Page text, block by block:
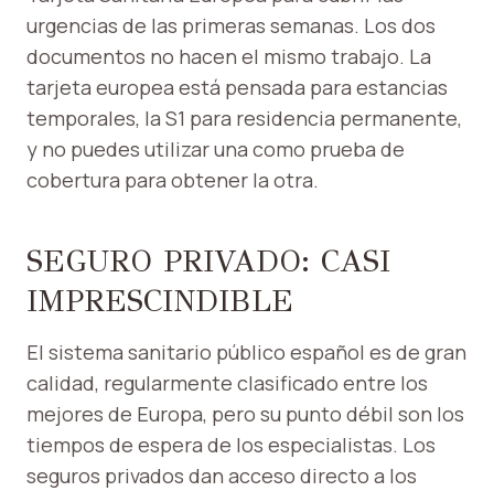
urgencias de las primeras semanas. Los dos
documentos no hacen el mismo trabajo. La
tarjeta europea está pensada para estancias
temporales, la S1 para residencia permanente,
y no puedes utilizar una como prueba de
cobertura para obtener la otra.
SEGURO PRIVADO: CASI
IMPRESCINDIBLE
El sistema sanitario público español es de gran
calidad, regularmente clasificado entre los
mejores de Europa, pero su punto débil son los
tiempos de espera de los especialistas. Los
seguros privados dan acceso directo a los